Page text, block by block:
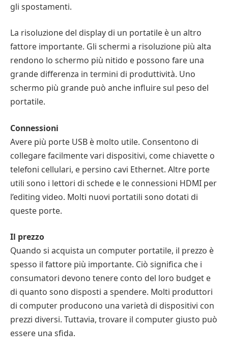
gli spostamenti.
La risoluzione del display di un portatile è un altro
fattore importante. Gli schermi a risoluzione più alta
rendono lo schermo più nitido e possono fare una
grande differenza in termini di produttività. Uno
schermo più grande può anche influire sul peso del
portatile.
Connessioni
Avere più porte USB è molto utile. Consentono di
collegare facilmente vari dispositivi, come chiavette o
telefoni cellulari, e persino cavi Ethernet. Altre porte
utili sono i lettori di schede e le connessioni HDMI per
l’editing video. Molti nuovi portatili sono dotati di
queste porte.
Il prezzo
Quando si acquista un computer portatile, il prezzo è
spesso il fattore più importante. Ciò significa che i
consumatori devono tenere conto del loro budget e
di quanto sono disposti a spendere. Molti produttori
di computer producono una varietà di dispositivi con
prezzi diversi. Tuttavia, trovare il computer giusto può
essere una sfida.